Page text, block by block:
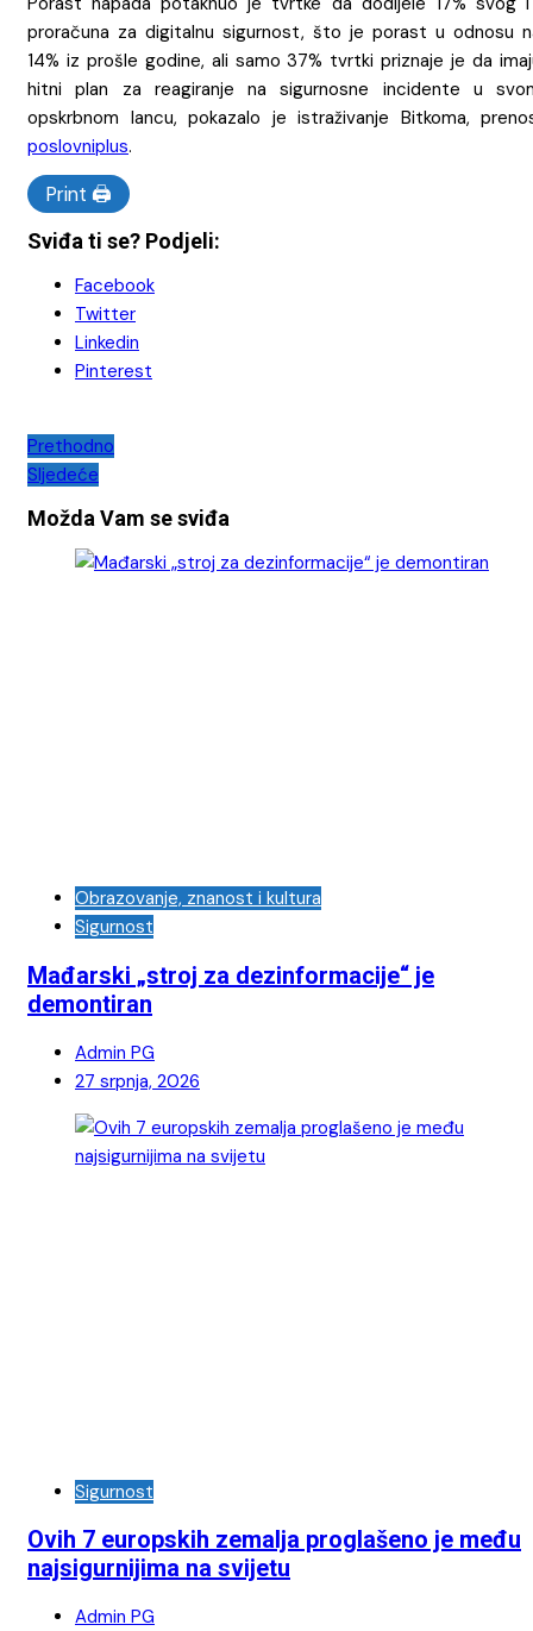
proračuna za digitalnu sigurnost, što je porast u odnosu
14% iz prošle godine, ali samo 37% tvrtki priznaje je da
hitni plan za reagiranje na sigurnosne incidente u
opskrbnom lancu, pokazalo je istraživanje Bitkoma,
poslovniplus.
Print 🖨
Sviđa ti se? Podjeli:
Facebook
Twitter
Linkedin
Pinterest
Navigacija
objava
Prethodno
Sljedeće
Možda Vam se sviđa
Obrazovanje, znanost i kultura
Sigurnost
Mađarski „stroj za dezinformacije“ je
demontiran
Admin PG
27 srpnja, 2026
Sigurnost
Ovih 7 europskih zemalja proglašeno je među
najsigurnijima na svijetu
Admin PG